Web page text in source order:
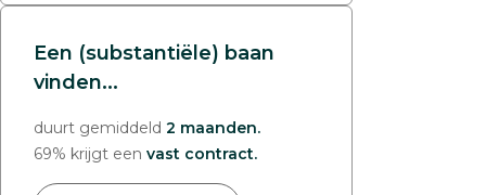
Een (substantiële) baan
vinden...
duurt gemiddeld 2 maanden.
69% krijgt een vast contract.